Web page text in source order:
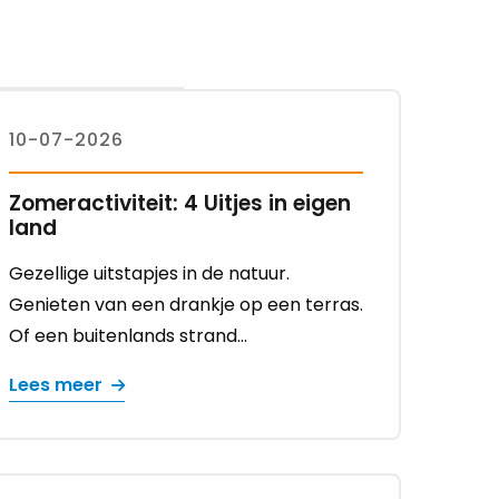
10-07-2026
Zomeractiviteit: 4 Uitjes in eigen
land
Gezellige uitstapjes in de natuur.
Genieten van een drankje op een terras.
Of een buitenlands strand...
Lees meer